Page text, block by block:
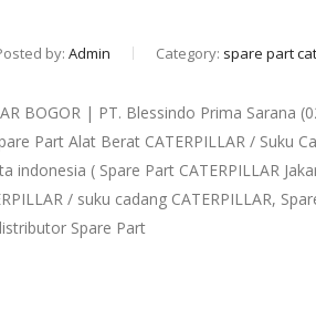
by: Admin Category: spare part
BOGOR | PT. Blessindo Prima Sarana
Part Alat Berat CATERPILLAR / Suku
indonesia ( Spare Part CATERPILLAR
/ suku cadang CATERPILLAR,
Spare Part